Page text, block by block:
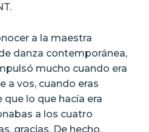
a la maestra
danza contemporánea,
mucho cuando era
a vos, cuando eras
lo que hacía era
a los cuatro
gracias. De hecho,